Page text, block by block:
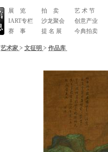
展 览
IART专栏
赛 事
拍 卖
沙龙聚会
提 名 展
艺 术 节
创意产业
今典拍卖
艺术家 > 文征明 > 作品库